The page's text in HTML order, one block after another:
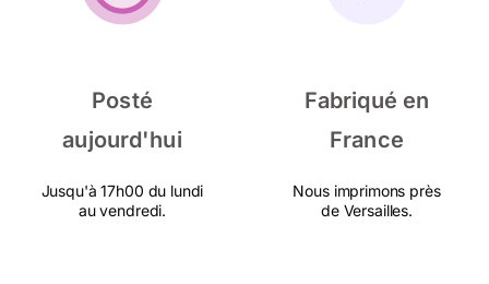
Posté
aujourd'hui
Jusqu'à 17h00 du lundi
au vendredi.
Fabriqué en
France
Nous imprimons près
de Versailles.